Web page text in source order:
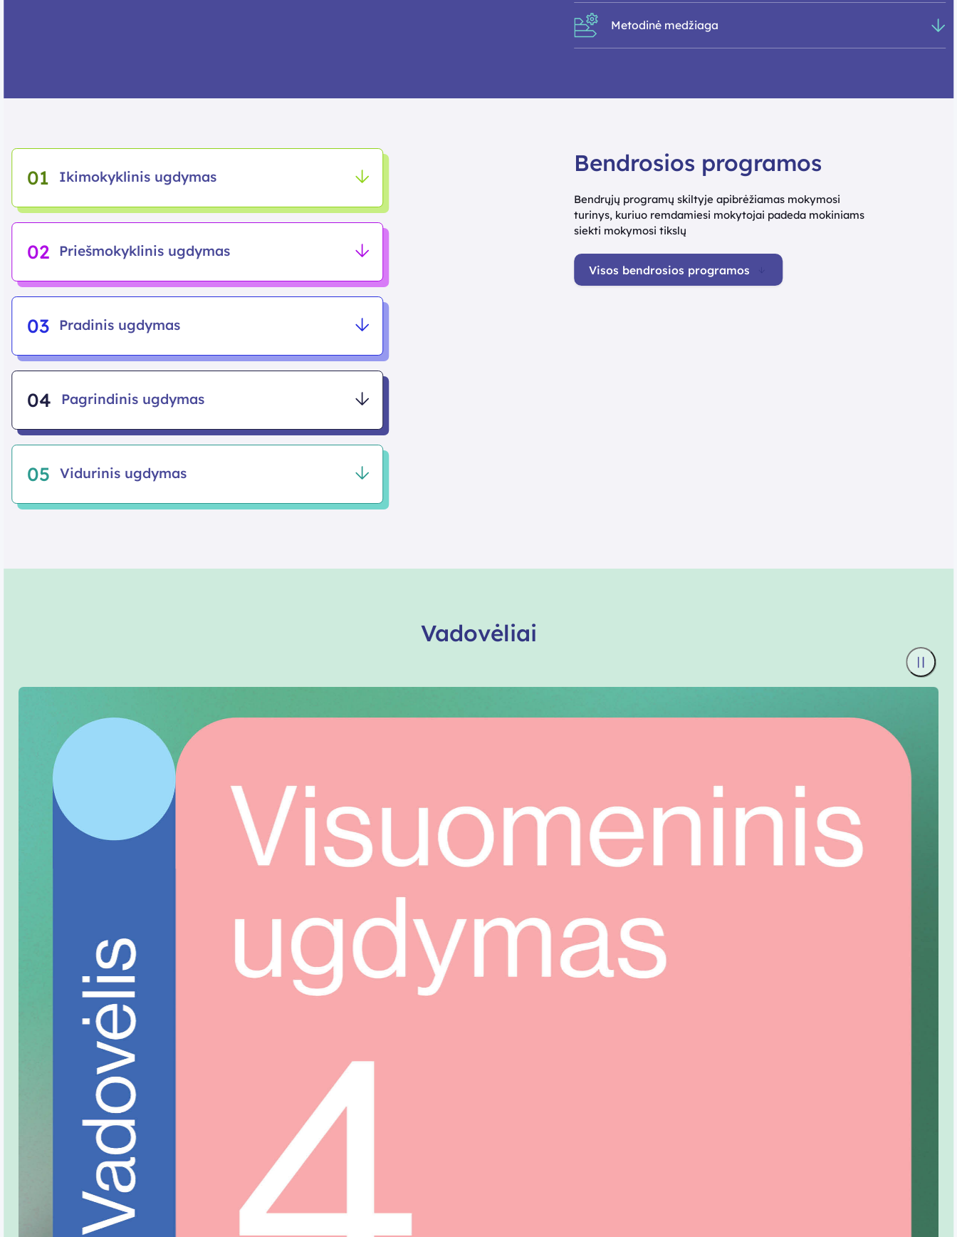
Metodinė medžiaga
01 Ikimokyklinis ugdymas
02 Priešmokyklinis ugdymas
03 Pradinis ugdymas
04 Pagrindinis ugdymas
05 Vidurinis ugdymas
Bendrosios programos
Bendrųjų programų skiltyje apibrėžiamas mokymosi
turinys, kuriuo remdamiesi mokytojai padeda mokiniams
siekti mokymosi tikslų
Visos bendrosios programos
Vadovėliai